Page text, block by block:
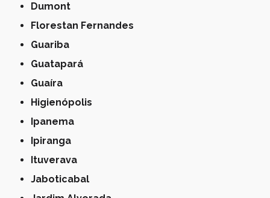
Dumont
Florestan Fernandes
Guariba
Guatapará
Guaíra
Higienópolis
Ipanema
Ipiranga
Ituverava
Jaboticabal